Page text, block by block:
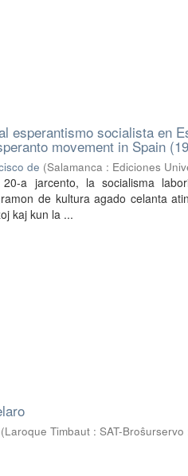
esperantismo socialista en
movement in Spain
de (Salamanca : Ediciones
a jarcento, la socialisma
de kultura agado celanta
kaj kun la ...
(Laroque Timbaut : SAT-